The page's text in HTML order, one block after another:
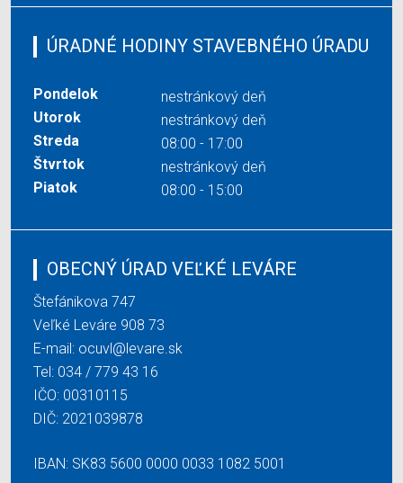
ÚRADNÉ HODINY STAVEBNÉHO ÚRADU
Pondelok
nestránkový deň
Utorok
nestránkový deň
Streda
08:00 - 17:00
Štvrtok
nestránkový deň
Piatok
08:00 - 15:00
OBECNÝ ÚRAD VEĽKÉ LEVÁRE
Štefánikova 747
Veľké Leváre 908 73
E-mail: ocuvl@levare.sk
Tel: 034 / 779 43 16
IČO: 00310115
DIČ: 2021039878
IBAN: SK83 5600 0000 0033 1082 5001